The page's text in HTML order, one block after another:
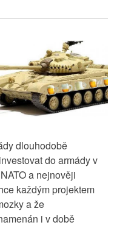
dlouhodobě
do armády v
a nejnověji
každým projektem
a že
i v době